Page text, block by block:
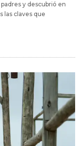
y descubrió en
las claves que